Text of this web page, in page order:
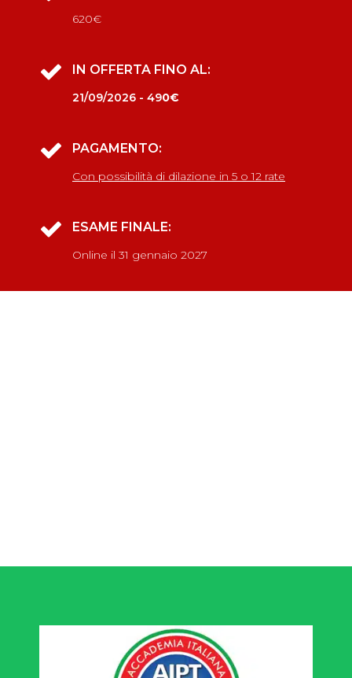
620€
IN OFFERTA FINO AL:
21/09/2026 - 490€
PAGAMENTO:
Con possibilità di dilazione in 5 o 12 rate
ESAME FINALE:
Online il 31 gennaio 2027